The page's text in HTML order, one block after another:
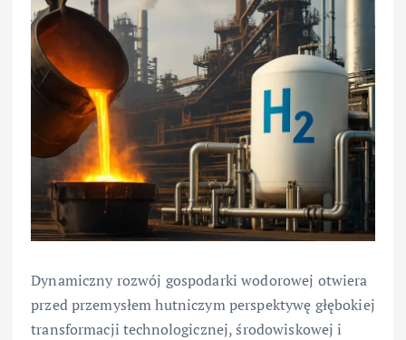
Dynamiczny rozwój gospodarki wodorowej otwiera
przed przemysłem hutniczym perspektywę głębokiej
transformacji technologicznej, środowiskowej i